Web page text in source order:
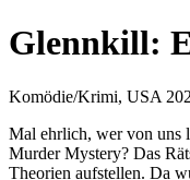
Glennkill:
Komödie/Krimi, USA
Mal ehrlich, wer von uns
Murder Mystery? Das
Theorien aufstellen. Da